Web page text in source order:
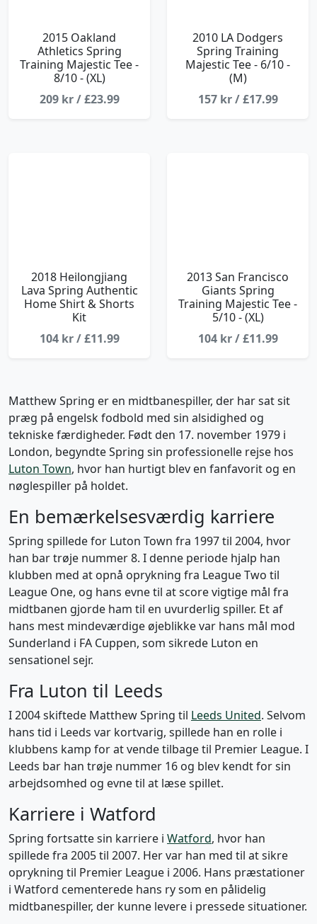
2015 Oakland
Athletics Spring
Training Majestic Tee -
8/10 - (XL)
209 kr / £23.99
2010 LA Dodgers
Spring Training
Majestic Tee - 6/10 -
(M)
157 kr / £17.99
2018 Heilongjiang
Lava Spring Authentic
Home Shirt & Shorts
Kit
104 kr / £11.99
2013 San Francisco
Giants Spring
Training Majestic Tee -
5/10 - (XL)
104 kr / £11.99
Matthew Spring er en midtbanespiller, der har sat sit
præg på engelsk fodbold med sin alsidighed og
tekniske færdigheder. Født den 17. november 1979 i
London, begyndte Spring sin professionelle rejse hos
Luton Town, hvor han hurtigt blev en fanfavorit og en
nøglespiller på holdet.
En bemærkelsesværdig karriere
Spring spillede for Luton Town fra 1997 til 2004, hvor
han bar trøje nummer 8. I denne periode hjalp han
klubben med at opnå oprykning fra League Two til
League One, og hans evne til at score vigtige mål fra
midtbanen gjorde ham til en uvurderlig spiller. Et af
hans mest mindeværdige øjeblikke var hans mål mod
Sunderland i FA Cuppen, som sikrede Luton en
sensationel sejr.
Fra Luton til Leeds
I 2004 skiftede Matthew Spring til Leeds United. Selvom
hans tid i Leeds var kortvarig, spillede han en rolle i
klubbens kamp for at vende tilbage til Premier League. I
Leeds bar han trøje nummer 16 og blev kendt for sin
arbejdsomhed og evne til at læse spillet.
Karriere i Watford
Spring fortsatte sin karriere i Watford, hvor han
spillede fra 2005 til 2007. Her var han med til at sikre
oprykning til Premier League i 2006. Hans præstationer
i Watford cementerede hans ry som en pålidelig
midtbanespiller, der kunne levere i pressede situationer.